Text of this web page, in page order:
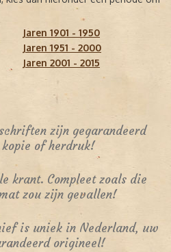
Jaren 1901 - 1950
Jaren 1951 - 2000
Jaren 2001 - 2015
zijn gegarandeerd
of herdruk!
krant. Compleet zoals die
zou zijn gevallen!
is uniek in Nederland, uw
origineel!